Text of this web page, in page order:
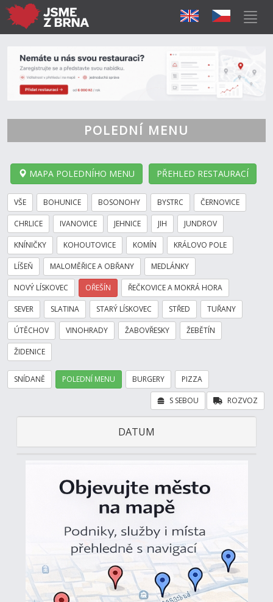
POLEDNÍ MENU
MAPA POLEDNÍHO MENU PŘEHLED RESTAURACÍ
VŠE BOHUNICE BOSONOHY BYSTRC ČERNOVICE
CHRLICE IVANOVICE JEHNICE JIH JUNDROV
KNÍNIČKY KOHOUTOVICE KOMÍN KRÁLOVO POLE
LÍŠEŇ MALOMĚŘICE A OBŘANY MEDLÁNKY
NOVÝ LÍSKOVEC OŘEŠÍN ŘEČKOVICE A MOKRÁ HORA
SEVER SLATINA STARÝ LÍSKOVEC STŘED TUŘANY
ÚTĚCHOV VINOHRADY ŽABOVŘESKY ŽEBĚTÍN
ŽIDENICE
SNÍDANĚ POLEDNÍ MENU BURGERY PIZZA
ROZVOZ
S SEBOU
DATUM